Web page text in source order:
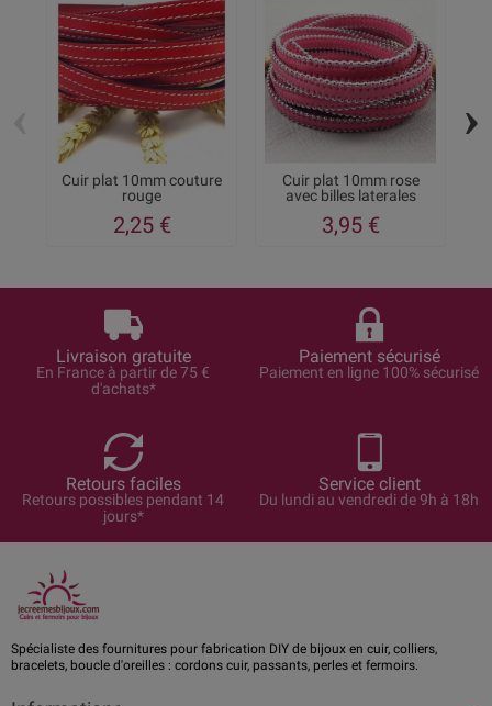
Cuir plat 10mm couture
rouge
2,25 €
Cuir plat 10mm rose
avec billes laterales
3,95 €
›
Livraison gratuite
En France à partir de 75 €
d'achats*
Paiement sécurisé
Paiement en ligne 100% sécurisé
Retours faciles
Retours possibles pendant 14
jours*
Service client
Du lundi au vendredi de 9h à 18h
Spécialiste des fournitures pour fabrication DIY de bijoux en cuir, colliers,
bracelets, boucle d'oreilles : cordons cuir, passants, perles et fermoirs.